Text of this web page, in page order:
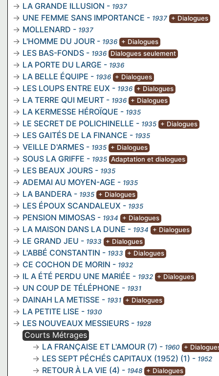
LA GRANDE ILLUSION - 1937
UNE FEMME SANS IMPORTANCE - 1937 + Dialogues
MOLLENARD - 1937
L'HOMME DU JOUR - 1936 + Dialogues
LES BAS-FONDS - 1936 Dialogues seulement
LA PORTE DU LARGE - 1936
LA BELLE ÉQUIPE - 1936 + Dialogues
LES LOUPS ENTRE EUX - 1936 + Dialogues
LA TERRE QUI MEURT - 1936 + Dialogues
LA KERMESSE HÉROÏQUE - 1935
LE SECRET DE POLICHINELLE - 1935 + Dialogues
LES GAITÉS DE LA FINANCE - 1935
VEILLE D'ARMES - 1935 + Dialogues
SOUS LA GRIFFE - 1935 Adaptation et dialogues
LES BEAUX JOURS - 1935
ADEMAI AU MOYEN-AGE - 1935
LA BANDERA - 1935 + Dialogues
LES ÉPOUX SCANDALEUX - 1935
PENSION MIMOSAS - 1934 + Dialogues
LA MAISON DANS LA DUNE - 1934 + Dialogues
LE GRAND JEU - 1933 + Dialogues
L'ABBÉ CONSTANTIN - 1933 + Dialogues
CE COCHON DE MORIN - 1932
IL A ÉTÉ PERDU UNE MARIÉE - 1932 + Dialogues
UN COUP DE TÉLÉPHONE - 1931
DAINAH LA METISSE - 1931 + Dialogues
LA PETITE LISE - 1930
LES NOUVEAUX MESSIEURS - 1928
Courts Métrages
LA FRANÇAISE ET L'AMOUR (7) - 1960 +
LES SEPT PÉCHÉS CAPITAUX (1952) (1) - 1952
RETOUR À LA VIE (4) - 1948 + Dialogues